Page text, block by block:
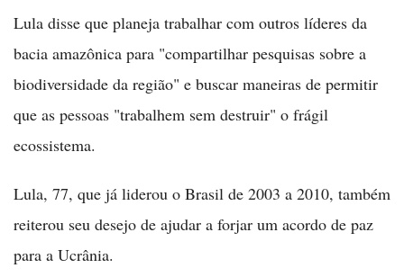
Lula disse que planeja trabalhar com outros líderes da
bacia amazônica para "compartilhar pesquisas sobre a
biodiversidade da região" e buscar maneiras de permitir
que as pessoas "trabalhem sem destruir" o frágil
ecossistema.
Lula, 77, que já liderou o Brasil de 2003 a 2010, também
reiterou seu desejo de ajudar a forjar um acordo de paz
para a Ucrânia.